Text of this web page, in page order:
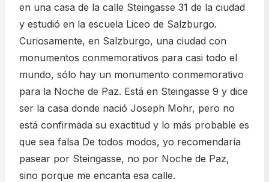
en una casa de la calle Steingasse 31 de la ciudad
y estudió en la escuela Liceo de Salzburgo.
Curiosamente, en Salzburgo, una ciudad con
monumentos conmemorativos para casi todo el
mundo, sólo hay un monumento conmemorativo
para la Noche de Paz. Está en Steingasse 9 y dice
ser la casa donde nació Joseph Mohr, pero no
está confirmada su exactitud y lo más probable es
que sea falsa De todos modos, yo recomendaría
pasear por Steingasse, no por Noche de Paz,
sino porque me encanta esa calle.